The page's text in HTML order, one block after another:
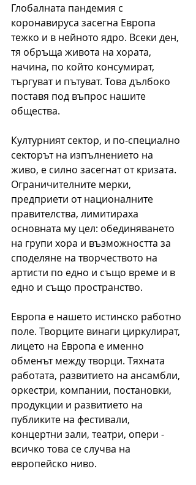
Глобалната пандемия с
коронавируса засегна Европа
тежко и в нейното ядро. Всеки ден,
тя обръща живота на хората,
начина, по който консумират,
търгуват и пътуват. Това дълбоко
поставя под въпрос нашите
общества.
Културният сектор, и по-специално
секторът на изпълнението на
живо, е силно засегнат от кризата.
Ограничителните мерки,
предприети от националните
правителства, лимитираха
основната му цел: обединяването
на групи хора и възможността за
споделяне на творчеството на
артисти по едно и също време и в
едно и също пространство.
Европа е нашето истинско работно
поле. Творците винаги циркулират,
лицето на Европа е именно
обменът между творци. Тяхната
работата, развитието на ансамбли,
оркестри, компании, постановки,
продукции и развитието на
публиките на фестивали,
концертни зали, театри, опери -
всичко това се случва на
европейско ниво.